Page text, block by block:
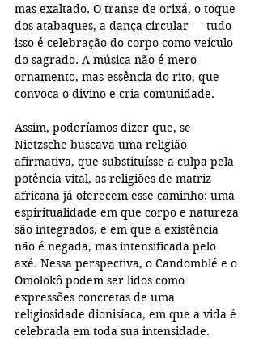
mas exaltado. O transe de orixá, o toque
dos atabaques, a dança circular — tudo
isso é celebração do corpo como veículo
do sagrado. A música não é mero
ornamento, mas essência do rito, que
convoca o divino e cria comunidade.
Assim, poderíamos dizer que, se
Nietzsche buscava uma religião
afirmativa, que substituísse a culpa pela
potência vital, as religiões de matriz
africana já oferecem esse caminho: uma
espiritualidade em que corpo e natureza
são integrados, e em que a existência
não é negada, mas intensificada pelo
axé. Nessa perspectiva, o Candomblé e o
Omolokô podem ser lidos como
expressões concretas de uma
religiosidade dionisíaca, em que a vida é
celebrada em toda sua intensidade.